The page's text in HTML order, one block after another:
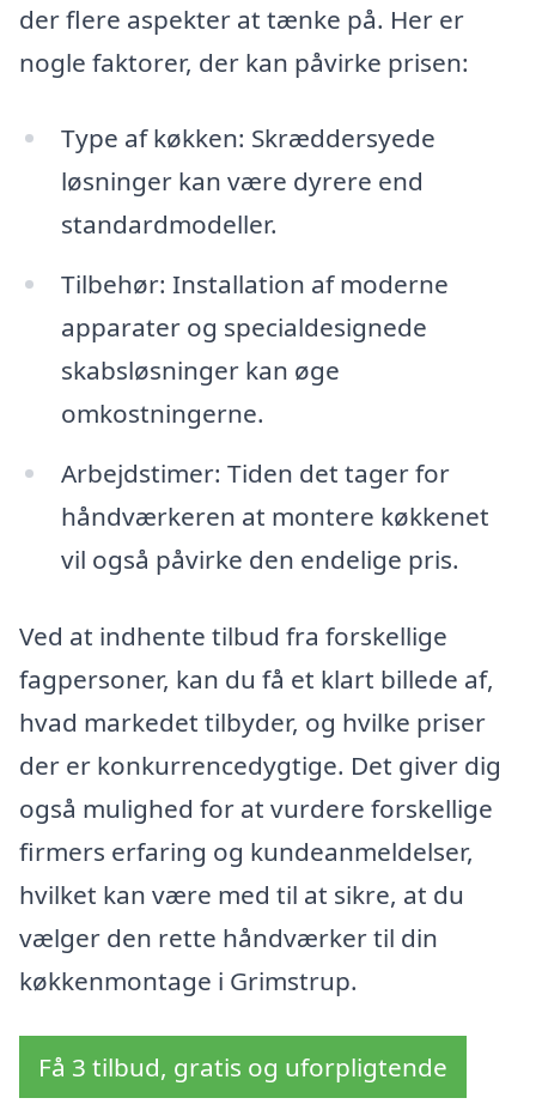
der flere aspekter at tænke på. Her er
nogle faktorer, der kan påvirke prisen:
Type af køkken: Skræddersyede
løsninger kan være dyrere end
standardmodeller.
Tilbehør: Installation af moderne
apparater og specialdesignede
skabsløsninger kan øge
omkostningerne.
Arbejdstimer: Tiden det tager for
håndværkeren at montere køkkenet
vil også påvirke den endelige pris.
Ved at indhente tilbud fra forskellige
fagpersoner, kan du få et klart billede af,
hvad markedet tilbyder, og hvilke priser
der er konkurrencedygtige. Det giver dig
også mulighed for at vurdere forskellige
firmers erfaring og kundeanmeldelser,
hvilket kan være med til at sikre, at du
vælger den rette håndværker til din
køkkenmontage i Grimstrup.
Få 3 tilbud, gratis og uforpligtende